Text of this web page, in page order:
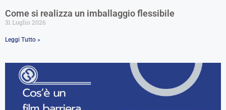
Come si realizza un imballaggio flessibile
31 Luglio 2026
Leggi Tutto »